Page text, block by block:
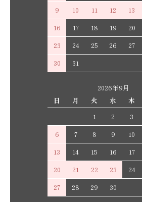
9
10 11 12 13
16
17 18 19 20
23
24 25 26 27
30
31
2026年9月
日
月 火 水 木
1
2 3
6
7 8 9 10
13
14 15 16 17
20
21 22 23 24
27
28 29 30